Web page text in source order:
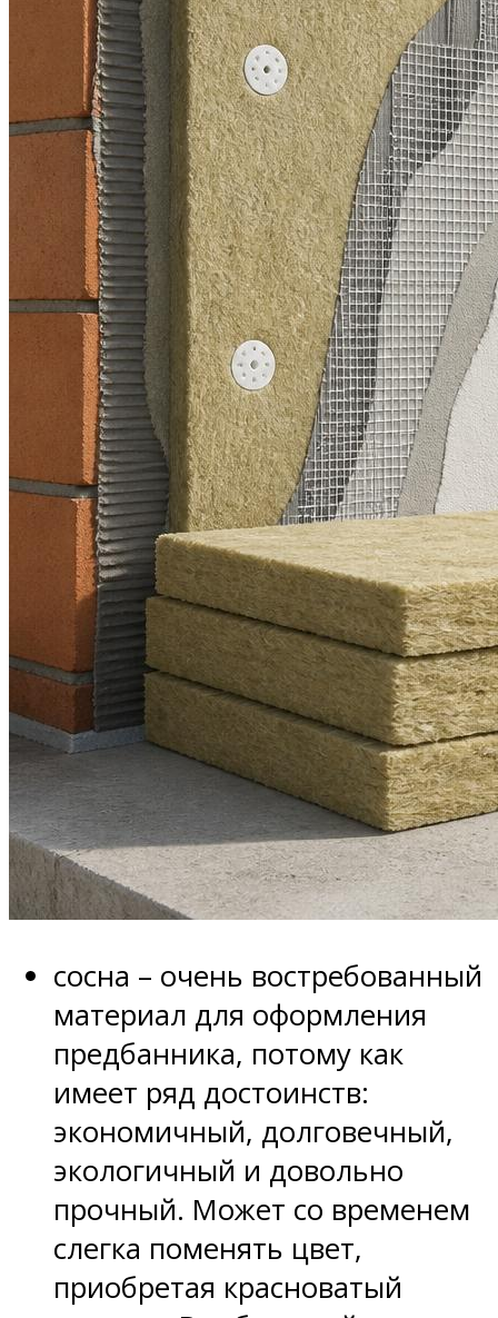
сосна – очень востребованный
материал для оформления
предбанника, потому как
имеет ряд достоинств:
экономичный, долговечный,
экологичный и довольно
прочный. Может со временем
слегка поменять цвет,
приобретая красноватый